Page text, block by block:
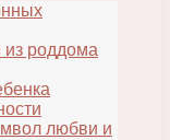
из роддома
любви и